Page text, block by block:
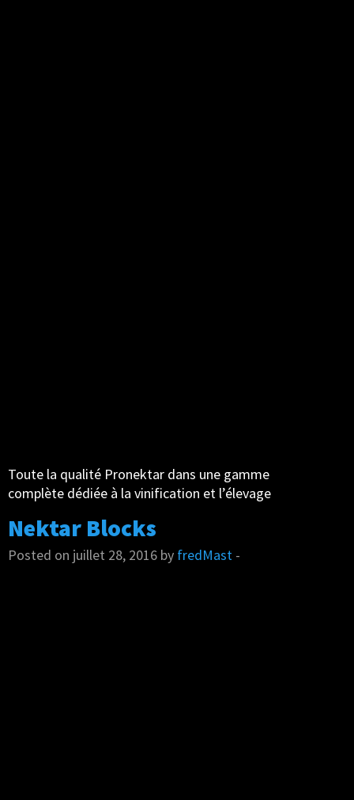
Toute la qualité Pronektar dans une gamme
complète dédiée à la vinification et l’élevage
Nektar Blocks
Posted on juillet 28, 2016 by fredMast -